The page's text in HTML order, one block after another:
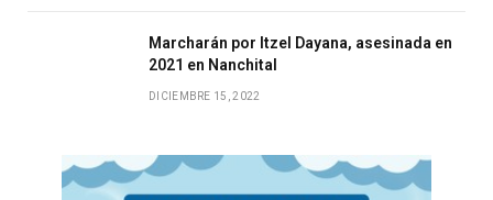
Marcharán por Itzel Dayana, asesinada en
2021 en Nanchital
DICIEMBRE 15, 2022